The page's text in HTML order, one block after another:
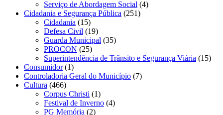
Serviço de Abordagem Social (4)
Cidadania e Segurança Pública (251)
Cidadania (15)
Defesa Civil (19)
Guarda Municipal (35)
PROCON (25)
Superintendência de Trânsito e Segurança Viária (15)
Consumidor(1)
Controladoria Geral do Município (7)
Cultura (466)
Corpus Christi (1)
Festival de Inverno (4)
PG Memória (2)